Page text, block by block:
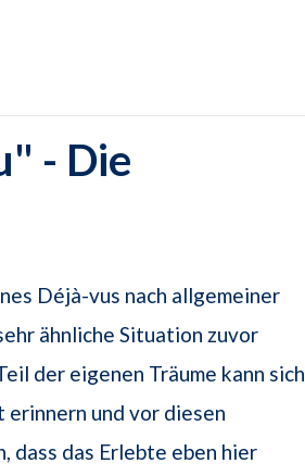
- Die
Déjà-vus nach allgemeiner
ähnliche Situation zuvor
der eigenen Träume kann sich
erinnern und vor diesen
dass das Erlebte eben hier